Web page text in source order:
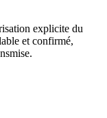
explicite du
et confirmé,